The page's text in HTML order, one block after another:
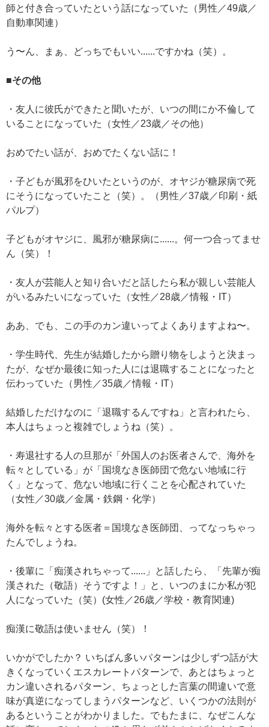
師と付き合っていたという話になっていた（男性／49歳／
自動車関連）
う〜ん、まぁ、どっちでもいい......ですかね（笑）。
■その他
・友人に彼氏ができたと聞いたが、いつの間にか不倫して
いることになっていた（女性／23歳／その他）
おめでたい話が、おめでたくない話に！
・子どもが風邪をひいたというのが、オヤジが糖尿病で死
にそうになっていたこと（笑）。（男性／37歳／印刷・紙
パルプ）
子どもがオヤジに、風邪が糖尿病に......。何一つ合ってませ
ん（笑）！
・友人が芸能人と知り合いだと話したら私が親しい芸能人
がいるみたいになっていた（女性／28歳／情報・IT）
ああ、でも、この手のカン違いってよくありますよね〜。
・学生時代、先生が結婚したから贈り物をしようと決まっ
たが、なぜか最後に知った人には退職することになったと
伝わっていた（男性／35歳／情報・IT）
結婚しただけなのに「退職するんですね」と言われたら、
本人はちょっと複雑でしょうね（笑）。
・寿退社する人の旦那が「外国人のお医者さんで、海外を
転々としている」が「国境なき医師団で危ない地域に行
く」となって、危ない地域に行くことを心配されていた
（女性／30歳／金属・鉄鋼・化学）
海外を転々とする医者＝国境なき医師団、ってなっちゃっ
たんでしょうね。
・後輩に「痴漢されちゃって......」と話したら、「先輩が痴
漢された（敬語）そうですよ！」と、いつのまにか私が犯
人になっていた（笑）(女性／26歳／学校・教育関連)
痴漢に敬語は使いません（笑）！
いかがでしたか？ いちばん多いパターンは少しずつ話が大
きくなっていくエスカレートパターンで、あとはちょっと
カン違いされるパターン、ちょっとした言葉の間違いで意
味が真逆になってしまうパターンなど、いくつかの法則が
あるということがわかりました。でもたまに、なぜこんな